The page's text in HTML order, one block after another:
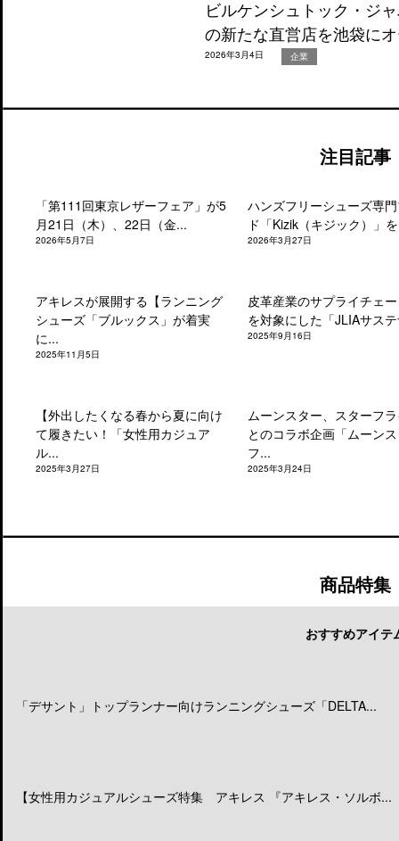
ビルケンシュトック・ジ
の新たな直営店を池袋に
2026年3月4日 企業
注目記事
「第111回東京レザーフェア」が5
月21日（木）、22日（金...
2026年5月7日
ハンズフリーシューズ専
ド「Kizik（キジック）」
2026年3月27日
アキレスが展開する【ランニング
シューズ「ブルックス」が着実
に...
2025年11月5日
皮革産業のサプライチェ
を対象にした「JLIAサス
2025年9月16日
【外出したくなる春から夏に向け
て履きたい！「女性用カジュア
ル...
2025年3月27日
ムーンスター、スターフ
とのコラボ企画「ムーン
フ...
2025年3月24日
商品特集
おすすめアイテ
「デサント」トップランナー向けランニングシューズ「DELTA...
【女性用カジュアルシューズ特集 アキレス 『アキレス・ソルボ...